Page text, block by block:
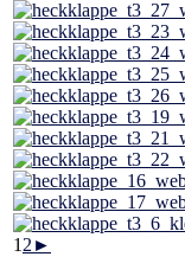
1 2 ►